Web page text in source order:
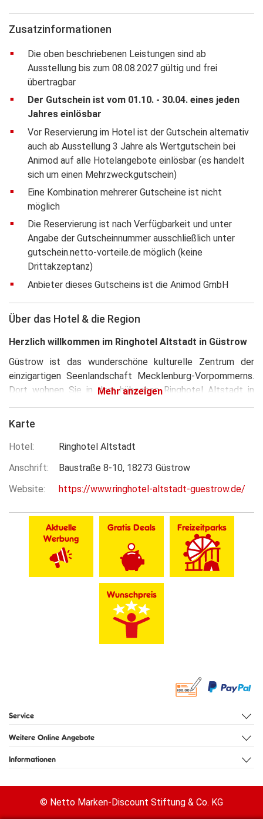
Zusatzinformationen
Die oben beschriebenen Leistungen sind ab
Ausstellung bis zum 08.08.2027 gültig und frei
übertragbar
Der Gutschein ist vom 01.10. - 30.04. eines jeden
Jahres einlösbar
Vor Reservierung im Hotel ist der Gutschein alternativ
auch ab Ausstellung 3 Jahre als Wertgutschein bei
Animod auf alle Hotelangebote einlösbar (es handelt
sich um einen Mehrzweckgutschein)
Eine Kombination mehrerer Gutscheine ist nicht
möglich
Die Reservierung ist nach Verfügbarkeit und unter
Angabe der Gutscheinnummer ausschließlich unter
gutschein.netto-vorteile.de möglich (keine
Drittakzeptanz)
Anbieter dieses Gutscheins ist die Animod GmbH
Über das Hotel & die Region
Herzlich willkommen im Ringhotel Altstadt in Güstrow
Güstrow ist das wunderschöne kulturelle Zentrum der
einzigartigen Seenlandschaft Mecklenburg-Vorpommerns.
Dort wohnen Sie in dem hübschen Ringhotel Altstadt in
Altstadt. Ihnen stehen gemütlich Doppelzimmer zur
Durchwahltelefon (kostenlos ins Deutsche Festnetz),
Schrank, Schreibtisch, Kofferbank und W-
LAN ausgestattet sind. Das ausgezeichnet bewertete
Haus liegt sehr zentral und Sie können von hier aus alle
erreichen.
Güstrow und seine Umgebung
Der Marktplatz und Fußgängerbereich sind nur wenige
Schritte vom Hotel entfernt. Alle Sehenswürdigkeiten
wie Schloß, Dom und Ernst-Barlach-
Gedenkstädte "Gertrundenkapelle" erreichen sie in wenigen
Minuten zu Fuß. Rund um die Stadt befinden sich drei Seen:
der Parumer See, der Sumpfsee und der Inselsee. Genießen
Sie die Kultur, die Natur der Güstrower Umgebung! Für
Im Umkreis von einer Fahrstunde liegen weitere
Mehr anzeigen
Karte
Hotel
Ringhotel Altstadt
Anschrift
Baustraße 8-10 18273 Güstrow
Website
https://www.ringhotel-altstadt-guestrow.de/
Aktuelle
Werbung
Gratis Deals Freizeitparks
Wunschpreis
Service
Weitere Online Angebote
Informationen
© Netto Marken-Discount Stiftung & Co. KG